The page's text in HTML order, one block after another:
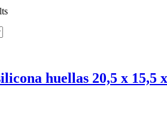
huellas 20,5 x 15,5